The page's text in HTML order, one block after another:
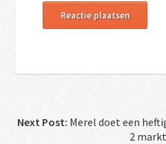
Next Post: Merel doet een
2